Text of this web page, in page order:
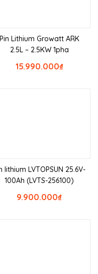
Pin Lithium Growatt ARK
2.5L – 2.5KW 1pha
₫
15.990.000
lithium LVTOPSUN 25.6V-
100Ah (LVTS-256100)
₫
9.900.000